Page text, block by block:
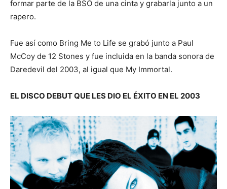
formar parte de la BSO de una cinta y grabarla junto a un
rapero.
Fue así como Bring Me to Life se grabó junto a Paul
McCoy de 12 Stones y fue incluida en la banda sonora de
Daredevil del 2003, al igual que My Immortal.
EL DISCO DEBUT QUE LES DIO EL ÉXITO EN EL 2003